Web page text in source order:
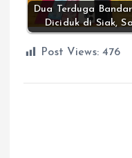
Dua Terduga
Diciduk di Siak,
Post Views: 476